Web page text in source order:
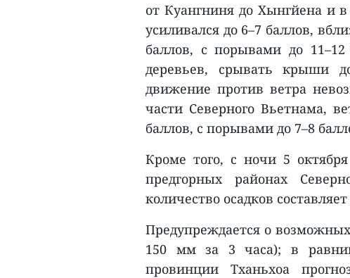
от Куангниня до Хынгйена и
усиливался до 6–7 баллов,
баллов, с порывами до
деревьев, срывать крыши
движение против ветра
части Северного Вьетнама,
баллов, с порывами до 7–8
Кроме того, с ночи 5
предгорных районах
количество осадков
Предупреждается о
150 мм за 3 часа); в
провинции Тханьхоа